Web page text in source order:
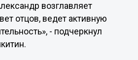
возглавляет
отцов, ведет активную
- подчеркнул